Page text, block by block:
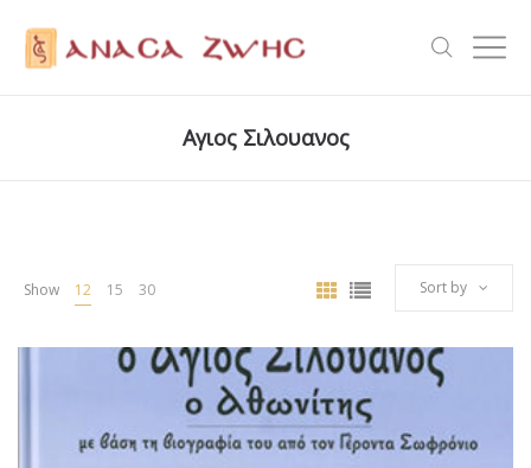
Αγιος Σιλουανος
Show 12 15 30 Sort by